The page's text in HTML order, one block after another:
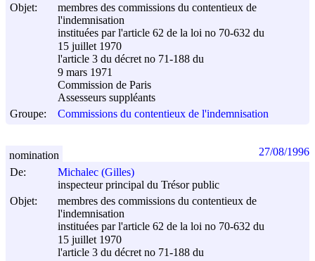
Objet:
membres des commissions du contentieux de
l'indemnisation
instituées par l'article 62 de la loi no 70-632 du
15 juillet 1970
l'article 3 du décret no 71-188 du
9 mars 1971
Commission de Paris
Assesseurs suppléants
Groupe:
Commissions du contentieux de l'indemnisation
De:
Michalec (Gilles)
inspecteur principal du Trésor public
Objet:
membres des commissions du contentieux de
l'indemnisation
instituées par l'article 62 de la loi no 70-632 du
15 juillet 1970
l'article 3 du décret no 71-188 du
nomination 27/08/1996